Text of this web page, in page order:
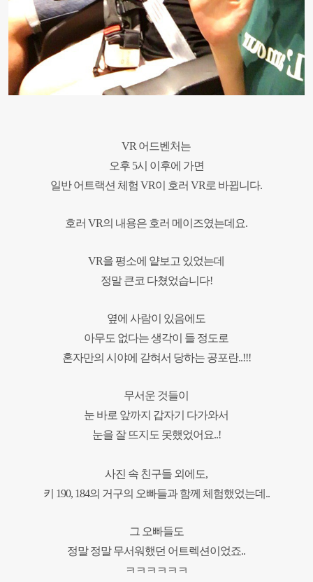
VR 어드벤처는
오후 5시 이후에 가면
일반 어트랙션 체험 VR이 호러 VR로 바뀝니다.
호러 VR의 내용은 호러 메이즈였는데요.
VR을 평소에 얕보고 있었는데
정말 큰코 다쳤었습니다!
옆에 사람이 있음에도
아무도 없다는 생각이 들 정도로
혼자만의 시야에 갇혀서 당하는 공포란..!!!
무서운 것들이
눈 바로 앞까지 갑자기 다가와서
눈을 잘 뜨지도 못했었어요..!
사진 속 친구들 외에도,
키 190, 184의 거구의 오빠들과 함께 체험했었는데..
그 오빠들도
정말 정말무서워했던 어트렉션이었죠..
ㅋㅋㅋㅋㅋㅋ